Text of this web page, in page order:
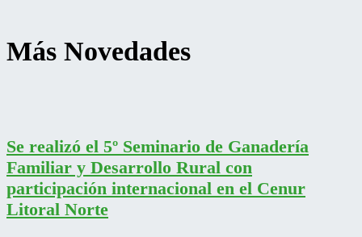
Más Novedades
Se realizó el 5º Seminario de Ganadería
Familiar y Desarrollo Rural con
participación internacional en el Cenur
Litoral Norte